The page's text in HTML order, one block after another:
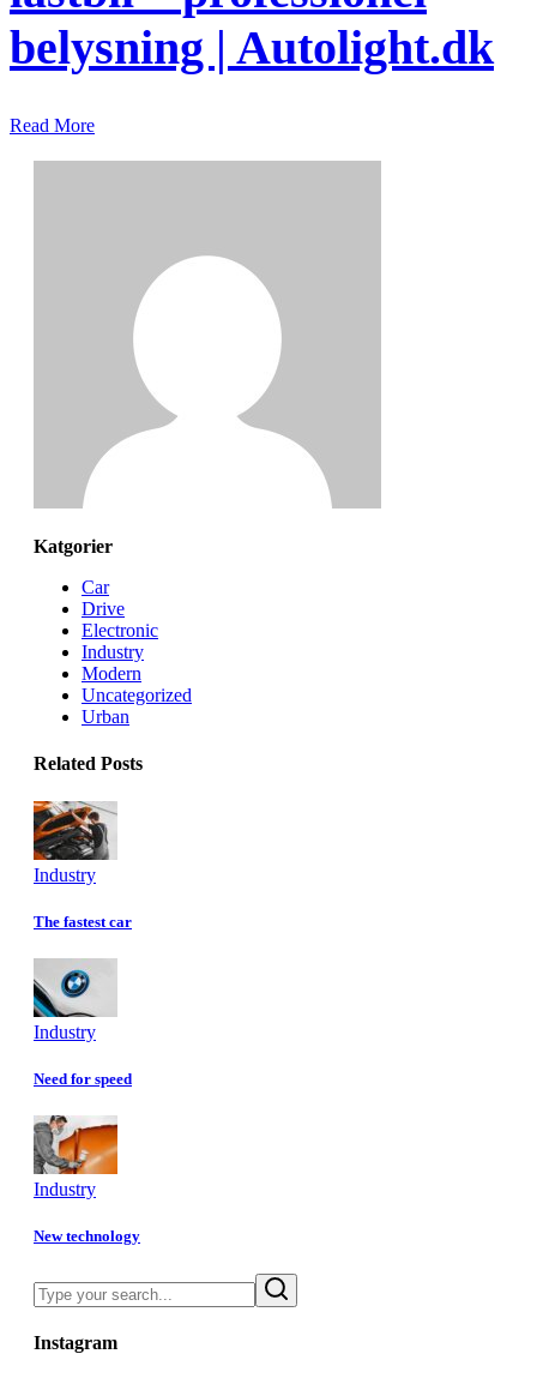
belysning | Autolight.dk
Read More
Katgorier
Car
Drive
Electronic
Industry
Modern
Uncategorized
Urban
Related Posts
Industry
The fastest car
Industry
Need for speed
Industry
New technology
Search
Instagram